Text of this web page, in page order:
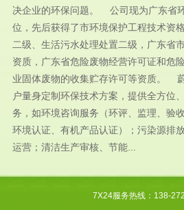
决企业的环保问题。 公司现为广东省
位，先后获得了市环境保护工程技术资
二级、生活污水处理处置二级，广东省
资质，广东省危险废物经营许可证和危
业固体废物的收集贮存许可等资质。
户量身定制环保技术方案，提供全方位
务，如环境咨询服务（环评、监理、验
环境认证、有机产品认证）；污染源排
运营；清洁生产审核、节能...
7X24服务热线：138-